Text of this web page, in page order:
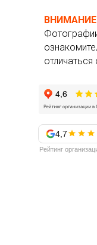
отличаться
4,7
Рейтинг